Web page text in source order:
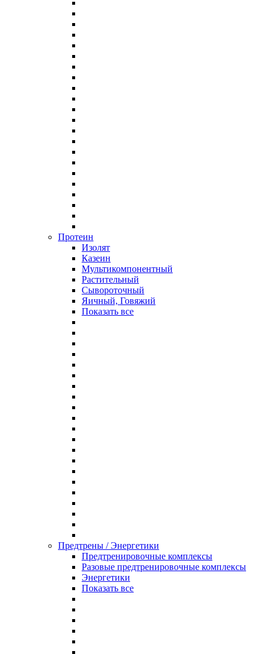
Протеин
Изолят
Казеин
Мультикомпонентный
Растительный
Сывороточный
Яичный, Говяжий
Показать все
Предтрены / Энергетики
Предтренировочные комплексы
Разовые предтренировочные комплексы
Энергетики
Показать все